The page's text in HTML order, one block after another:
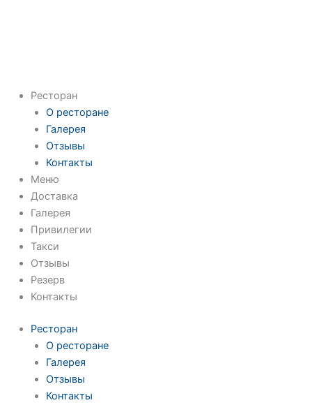
Ресторан
О ресторане
Галерея
Отзывы
Контакты
Меню
Доставка
Галерея
Привилегии
Такси
Отзывы
Резерв
Контакты
Ресторан
О ресторане
Галерея
Отзывы
Контакты